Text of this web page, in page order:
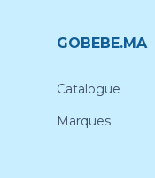
GOBEBE.MA
Catalogue
Marques